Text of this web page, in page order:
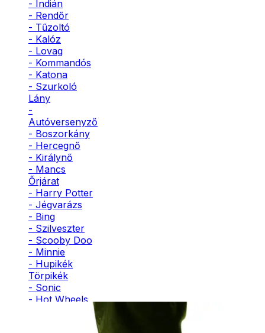
- Indián
- Rendőr
- Tűzoltó
- Kalóz
- Lovag
- Kommandós
- Katona
- Szurkoló
Lány
-
Autóversenyző
- Boszorkány
- Hercegnő
- Királynő
- Mancs
Őrjárat
- Harry Potter
- Jégvarázs
- Bing
- Szilveszter
- Scooby Doo
- Minnie
- Hupikék
Törpikék
- Sonic
- Hot Wheels